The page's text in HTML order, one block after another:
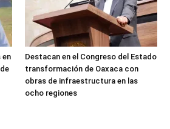
en
Destacan en el Congreso del Estado
transformación de Oaxaca con
obras de infraestructura en las
ocho regiones